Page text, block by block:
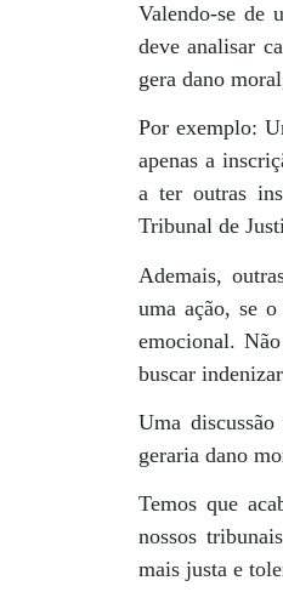
Valendo-se de
deve analisar
gera dano
Por exemplo:
apenas a
a ter outras
Tribunal de
Ademais,
uma ação, se
emocional.
buscar
Uma
geraria dano
Temos que
nossos
mais justa e